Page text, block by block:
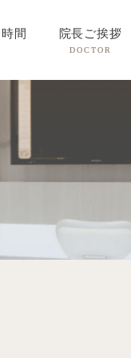
間 院長ご挨拶
DOCTOR